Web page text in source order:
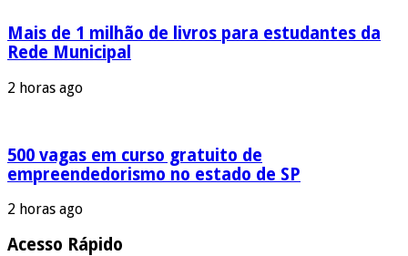
Mais de 1 milhão de livros para estudantes da
Rede Municipal
2 horas ago
500 vagas em curso gratuito de
empreendedorismo no estado de SP
2 horas ago
Acesso Rápido